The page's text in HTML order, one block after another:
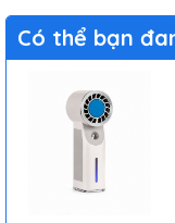
Có thể bạn